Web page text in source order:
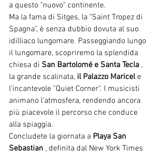
a questo "nuovo" continente.
Ma la fama di Sitges, la "Saint Tropez di
Spagna", è senza dubbio dovuta al suo
idilliaco lungomare. Passeggiando lungo
il lungomare, scopriremo la splendida
chiesa di San Bartolomé e Santa Tecla ,
la grande scalinata, il Palazzo Maricel e
l'incantevole "Quiet Corner". I musicisti
animano l'atmosfera, rendendo ancora
più piacevole il percorso che conduce
alla spiaggia.
Concludete la giornata a Playa San
Sebastian , definita dal New York Times